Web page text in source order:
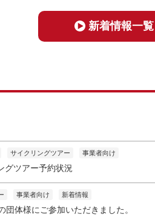
新着情報一覧
サイクリングツアー 事業者向け
ツアー予約状況
事業者向け 新着情報
体様にご参加いただきました。